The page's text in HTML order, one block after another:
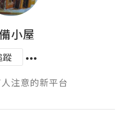
小屋
蹤
注意的新平台